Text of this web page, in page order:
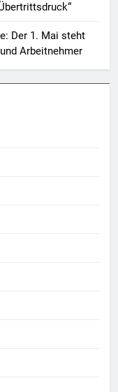
Der 1. Mai steht
Arbeitnehmer